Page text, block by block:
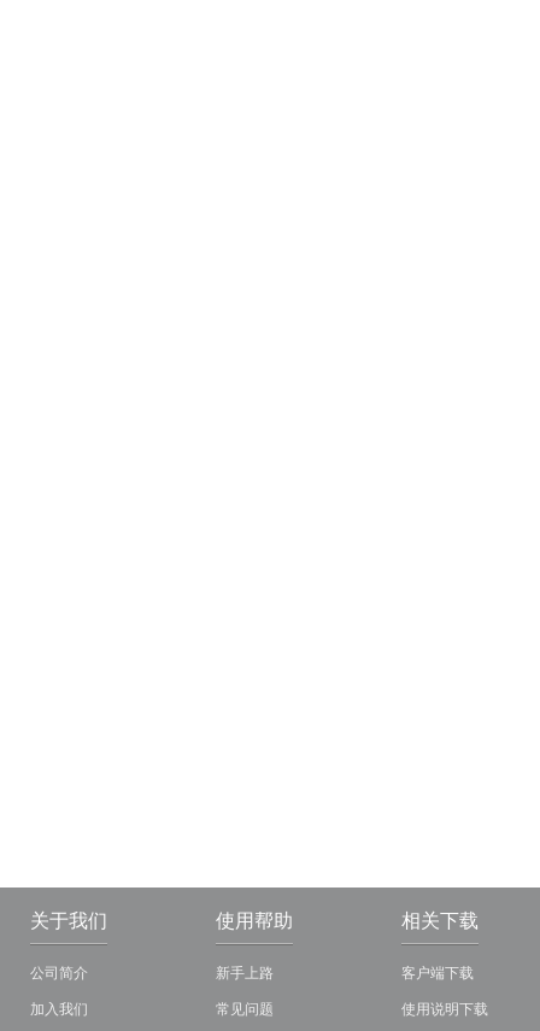
关于我们
公司简介
加入我们
使用帮助
新手上路
常见问题
相关下载
客户端下载
使用说明下载